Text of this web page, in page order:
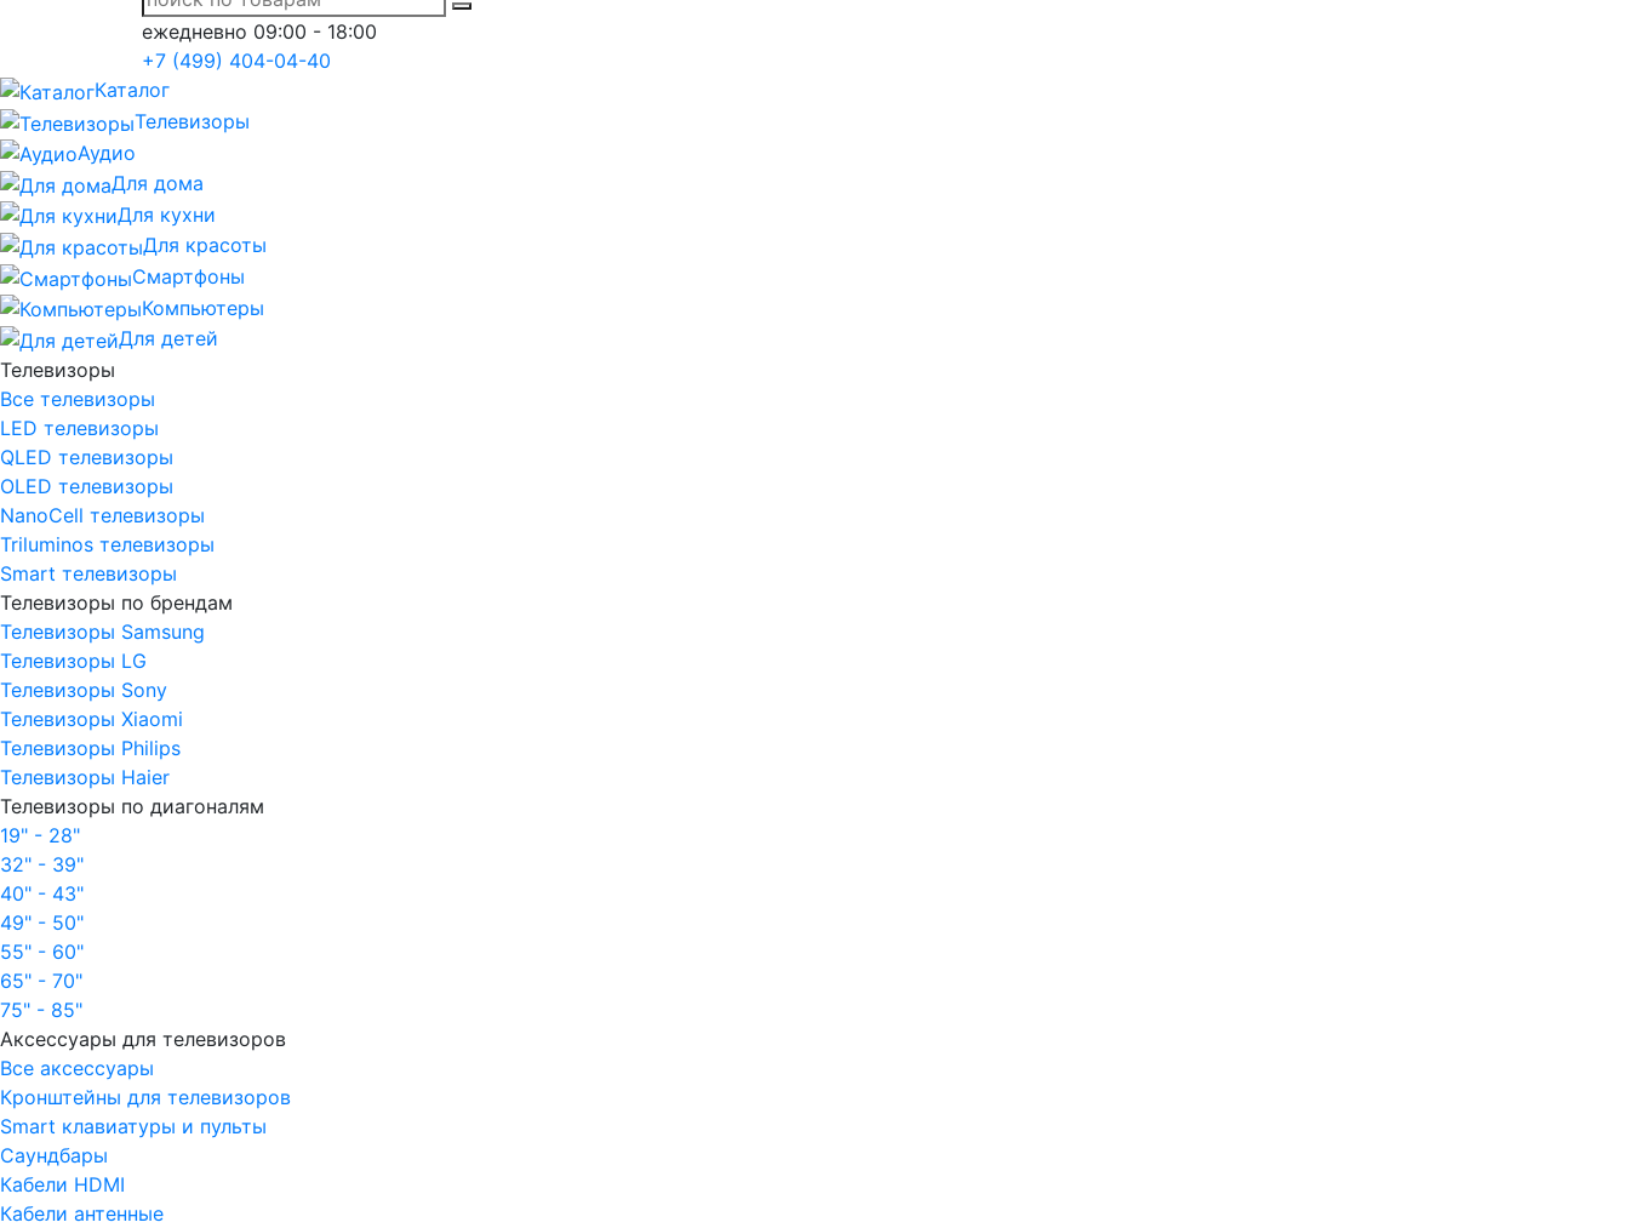
ежедневно 09:00 - 18:00
+7 (499) 404-04-40
Каталог
Телевизоры
Аудио
Для дома
Для кухни
Для красоты
Смартфоны
Компьютеры
Для детей
Телевизоры
Все телевизоры
LED телевизоры
QLED телевизоры
OLED телевизоры
NanoCell телевизоры
Triluminos телевизоры
Smart телевизоры
Телевизоры по брендам
Телевизоры Samsung
Телевизоры LG
Телевизоры Sony
Телевизоры Xiaomi
Телевизоры Philips
Телевизоры Haier
Телевизоры по диагоналям
19" - 28"
32" - 39"
40" - 43"
49" - 50"
55" - 60"
65" - 70"
75" - 85"
Аксессуары для телевизоров
Все аксессуары
Кронштейны для телевизоров
Smart клавиатуры и пульты
Саундбары
Кабели HDMI
Кабели антенные